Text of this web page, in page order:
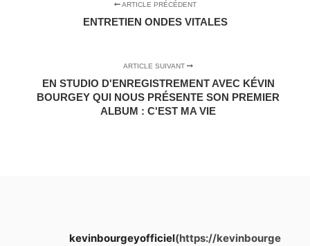
ARTICLE PRÉCÉDENT
ENTRETIEN ONDES VITALES
ARTICLE SUIVANT
EN STUDIO D'ENREGISTREMENT AVEC KÉVIN
BOURGEY QUI NOUS PRÉSENTE SON PREMIER
ALBUM : C'EST MA VIE
kevinbourgeyofficiel(https://kevinbourge